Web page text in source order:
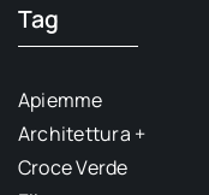
Tag
Apiemme
Architettura +
Croce Verde